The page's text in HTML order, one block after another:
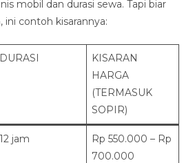
mobil dan durasi sewa. Tapi biar
ini contoh kisarannya:
DURASI
KISARAN
HARGA
(TERMASUK
SOPIR)
12 jam
Rp 550.000 – Rp
700.000